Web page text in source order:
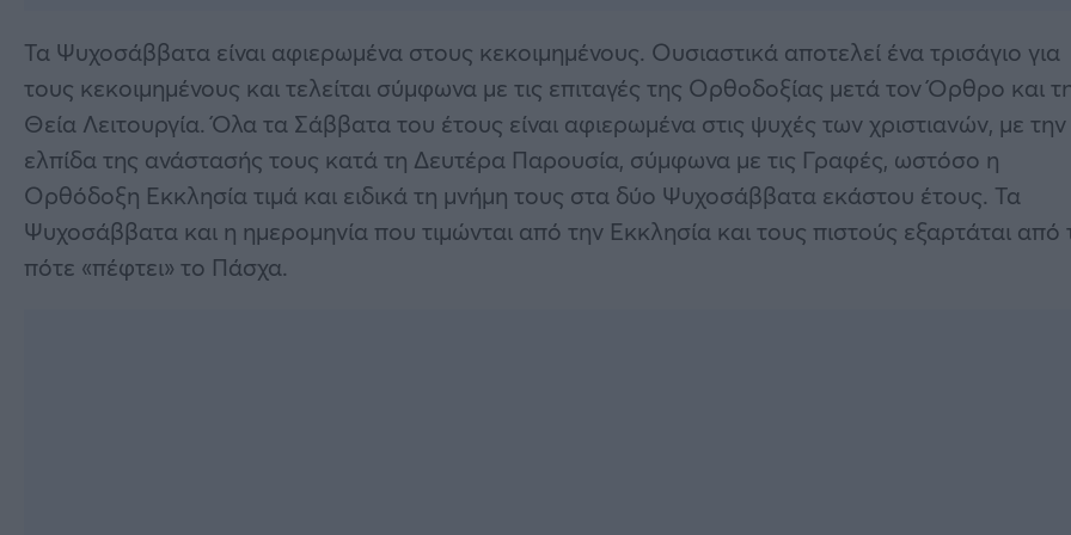
Τα Ψυχοσάββατα είναι αφιερωμένα στους κεκοιμημένους. Ουσιαστικά αποτελεί ένα τρισάγιο για
τους κεκοιμημένους και τελείται σύμφωνα με τις επιταγές της Ορθοδοξίας μετά τον Όρθρο και
Θεία Λειτουργία. Όλα τα Σάββατα του έτους είναι αφιερωμένα στις ψυχές των χριστιανών, με την
ελπίδα της ανάστασής τους κατά τη Δευτέρα Παρουσία, σύμφωνα με τις Γραφές, ωστόσο η
Ορθόδοξη Εκκλησία τιμά και ειδικά τη μνήμη τους στα δύο Ψυχοσάββατα εκάστου έτους. Τα
Ψυχοσάββατα και η ημερομηνία που τιμώνται από την Εκκλησία και τους πιστούς εξαρτάται από
πότε «πέφτει» το Πάσχα.